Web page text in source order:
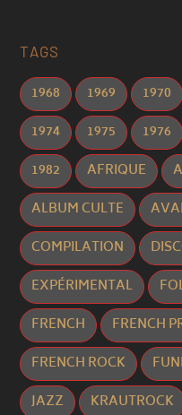
TAGS
1968 1969 1970
1974
1975 1976
1982
AFRIQUE
ALBUM CULTE
COMPILATION
EXPÉRIMENTAL
FRENCH
FRENCH
FRENCH ROCK
JAZZ
KRAUTROCK